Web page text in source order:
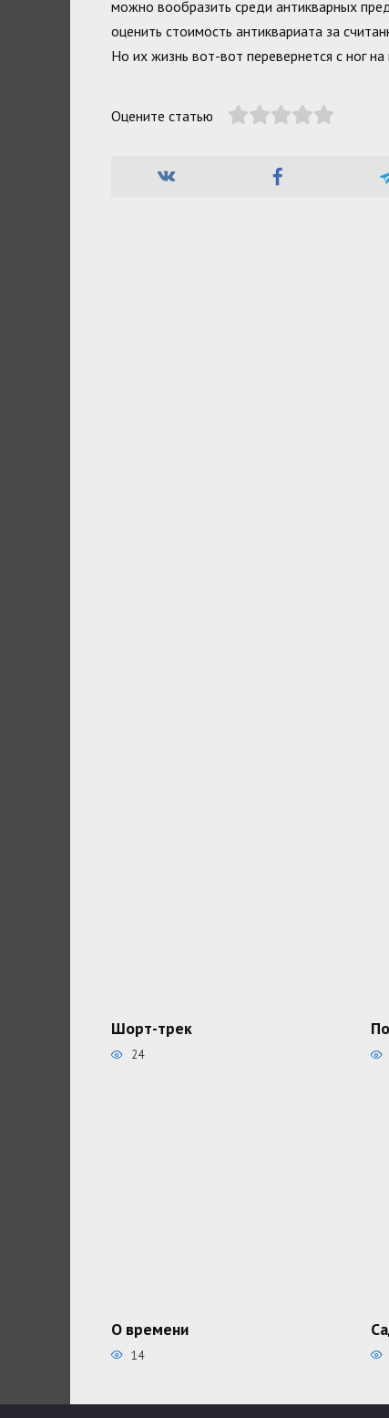
можно вообразить среди антикварных
оценить стоимость антиквариата за
Но их жизнь вот-вот перевернется с ног
Оцените статью
Шорт-трек
24
О времени
14